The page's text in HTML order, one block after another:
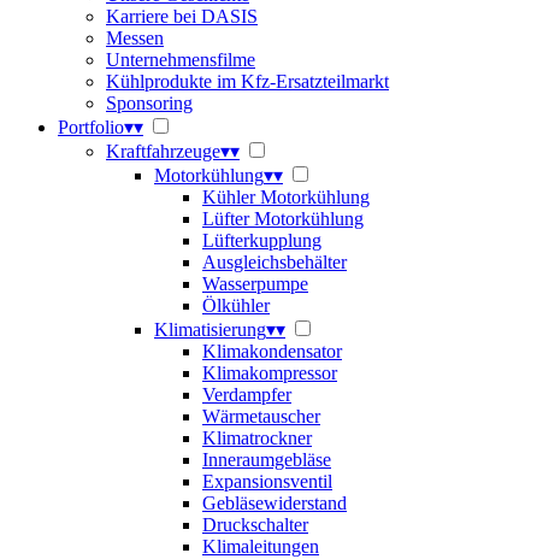
Karriere bei DASIS
Messen
Unternehmensfilme
Kühlprodukte im Kfz-Ersatzteilmarkt
Sponsoring
Portfolio▾▾
Kraftfahrzeuge▾▾
Motorkühlung▾▾
Kühler Motorkühlung
Lüfter Motorkühlung
Lüfterkupplung
Ausgleichsbehälter
Wasserpumpe
Ölkühler
Klimatisierung▾▾
Klimakondensator
Klimakompressor
Verdampfer
Wärmetauscher
Klimatrockner
Inneraumgebläse
Expansionsventil
Gebläsewiderstand
Druckschalter
Klimaleitungen